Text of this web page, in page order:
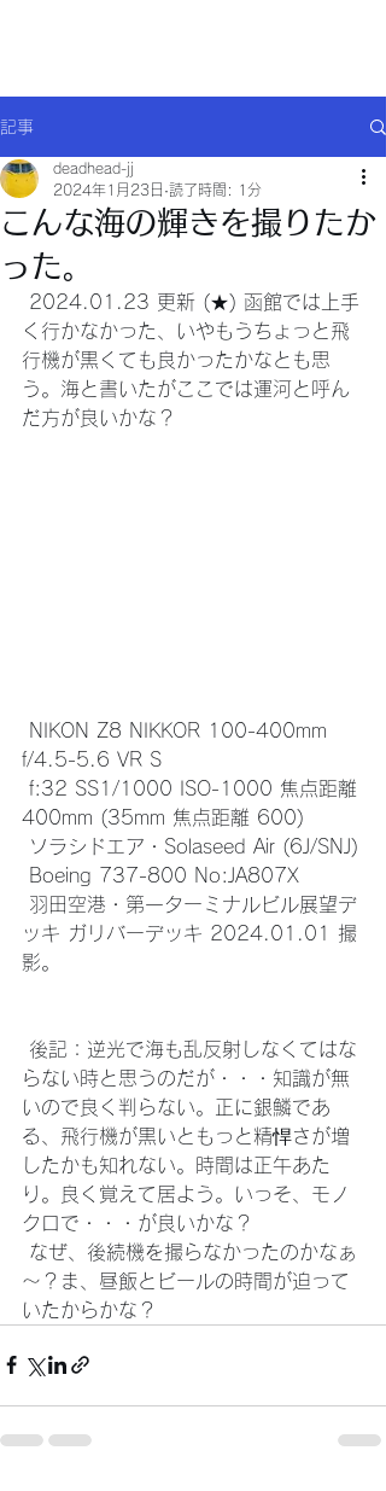
記事
こんな海の輝きを撮りたか
った。
deadhead-jj
2024年1月23日 読了時間: 1分
く行かなかった、いやもうちょっと飛
行機が黒くても良かったかなとも思
う。海と書いたがここでは運河と呼ん
だ方が良いかな？
f/4.5-5.6 VR S
400mm (35mm 焦点距離 600)
ソラシドエア・Solaseed Air (6J/SNJ)
Boeing 737-800 No:JA807X
ッキ ガリバーデッキ 2024.01.01 撮
影。
らない時と思うのだが・・・知識が無
いので良く判らない。正に銀鱗であ
る、飛行機が黒いともっと精悍さが増
したかも知れない。時間は正午あた
り。良く覚えて居よう。いっそ、モノ
クロで・・・が良いかな？
～？ま、昼飯とビールの時間が迫って
いたからかな？